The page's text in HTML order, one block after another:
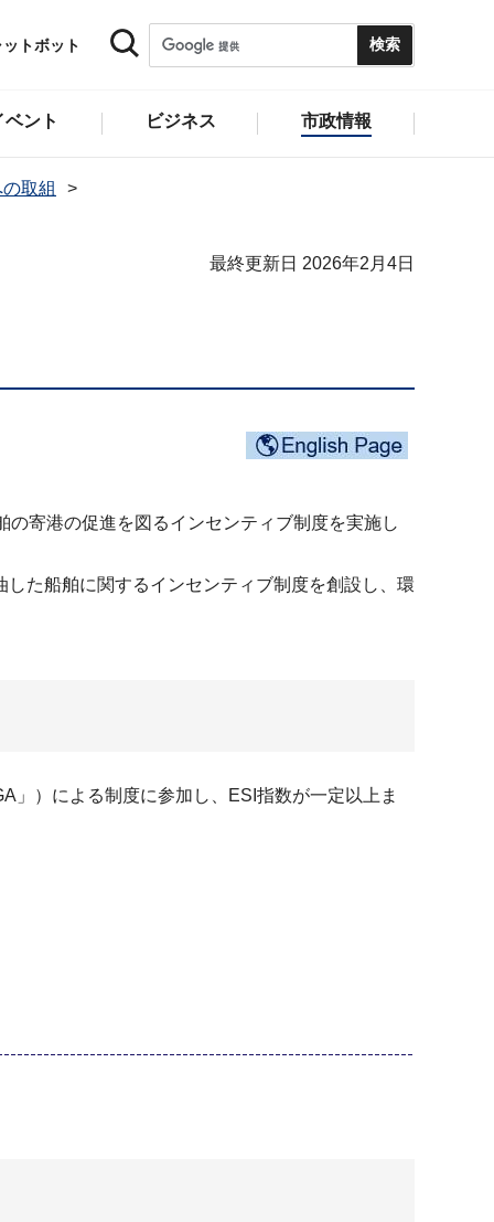
トボット
ント ビジネス 市政情報
取組
最終更新日 2026年2月4日
寄港の促進を図るインセンティブ制度を実施し
た船舶に関するインセンティブ制度を創設し、環
）による制度に参加し、ESI指数が一定以上ま